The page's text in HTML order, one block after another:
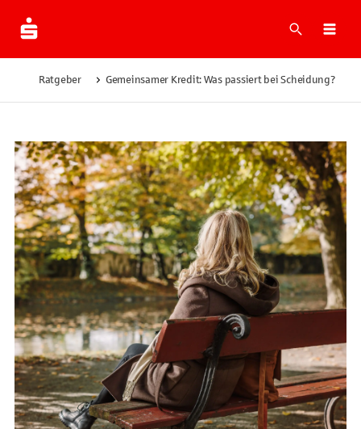
Suche
Ratgeber Gemeinsamer Kredit: Was passiert bei Scheidung?